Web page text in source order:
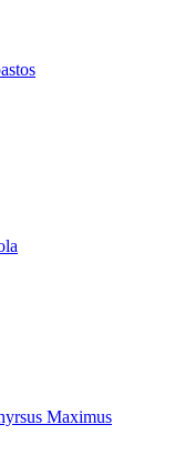
Maximus